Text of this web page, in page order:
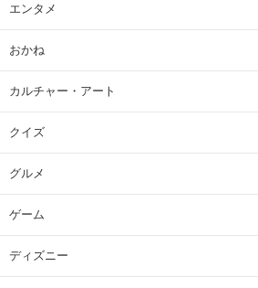
エンタメ
おかね
カルチャー・アート
クイズ
グルメ
ゲーム
ディズニー